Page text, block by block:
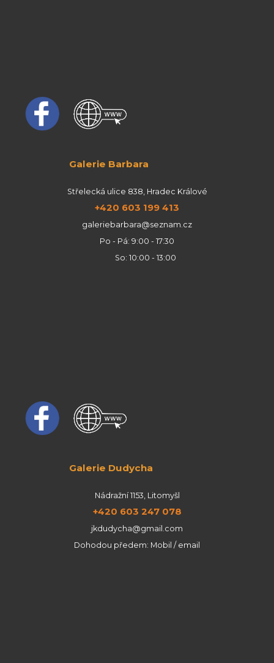
Galerie Barbara
Střelecká ulice 838, Hradec Králové
+420 603 199 413
galeriebarbara@seznam.cz
Po - Pá: 9:00 - 17:30
So: 10:00 - 13:00
Galerie Dudycha
Nádražní 1153, Litomyšl
+420 603 247 078
jkdudycha@gmail.com
Dohodou předem: Mobil / email